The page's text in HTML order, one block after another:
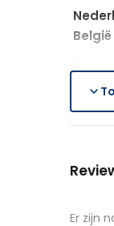
België
Lees
Je
de
Er zijn